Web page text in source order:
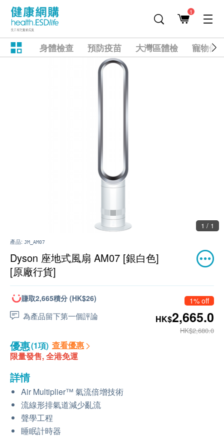
1
身體檢查 預防疫苗 大灣區體檢 寵物健
1 / 1
產品: JM_AM07
Dyson 座地式風扇 AM07 [銀白色]
[原廠行貨]
賺取2,665積分 (HK$26)
為產品留下第一個評論
1% off
HK$2,665.0
HK$2,680.0
優惠(1項) 查看優惠
限量發售, 全港免運
詳情
Air Multiplier™ 氣流倍增技術
流線形排氣道減少亂流
聲學工程
睡眠計時器